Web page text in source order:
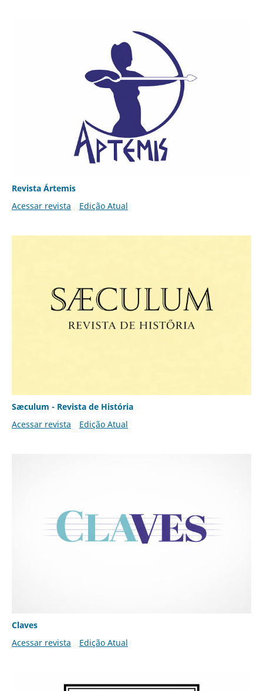
Revista Ártemis
Acessar revista
Edição Atual
Sæculum - Revista de História
Acessar revista
Edição Atual
Claves
Acessar revista
Edição Atual